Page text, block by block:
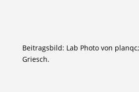
Beitragsbild: Lab Photo von
Griesch.